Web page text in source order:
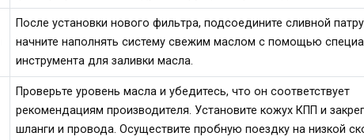
После установки нового фильтра, подсоедините сливной
начните наполнять систему свежим маслом с помощью
инструмента для заливки масла.
Проверьте уровень масла и убедитесь, что он соответствует
рекомендациям производителя. Установите кожух КПП и
шланги и провода. Осуществите пробную поездку на низкой